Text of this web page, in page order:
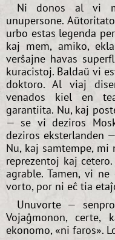
Ni donos al vi
unupersone.
urbo estas legenda
kaj mem, amiko,
verŝajne havas
kuracistoj. Baldaŭ vi
doktoro. Al viaj
venados kiel en
garantiita. Nu, kaj
— se vi deziros
deziros eksterlanden
Nu, kaj samtempe, mi
reprezentoj kaj
agrable. Tamen, vi
vorto, por ni eĉ tia
Unuvorte —
Vojaĝmonon,
ekonomo, «ni faros».